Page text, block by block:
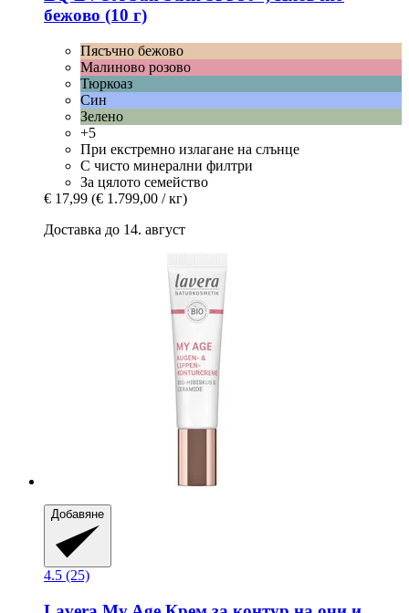
бежово (10 г)
Пясъчно бежово
Малиново розово
Тюркоаз
Син
Зелено
+5
При екстремно излагане на слънце
С чисто минерални филтри
За цялото семейство
€ 17,99 (€ 1.799,00 / кг)
Доставка до 14. август
Добавяне
4.5 (25)